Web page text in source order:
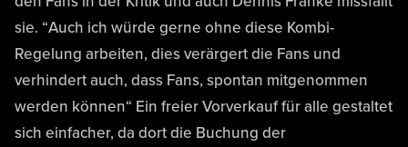
sie. “Auch ich würde gerne ohne diese Kombi-
Regelung arbeiten, dies verärgert die Fans und
verhindert auch, dass Fans, spontan mitgenommen
werden können“ Ein freier Vorverkauf für alle gestaltet
sich einfacher, da dort die Buchung der